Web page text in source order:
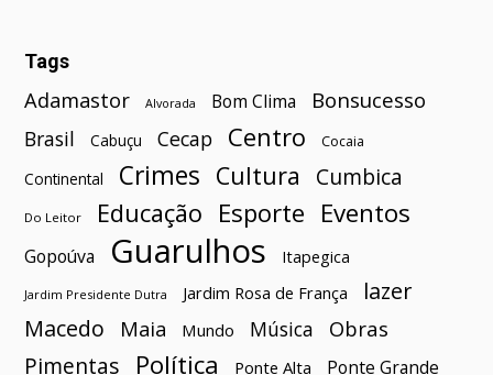
Tags
Adamastor Alvorada Bom Clima Bonsucesso
Brasil Cabuçu Cecap Centro Cocaia
Continental Crimes Cultura Cumbica
Do Leitor Educação Esporte Eventos
Gopoúva Guarulhos Itapegica
Jardim Presidente Dutra Jardim Rosa de França
lazer
Macedo
Maia Mundo Música Obras
Pimentas Política Ponte Alta Ponte Grande